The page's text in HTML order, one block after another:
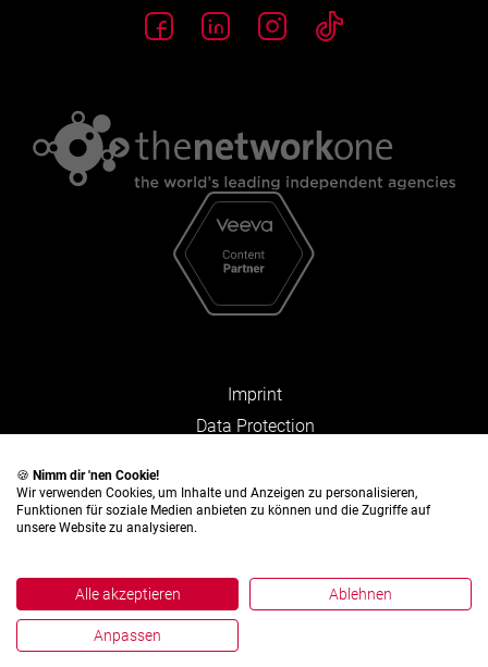
Imprint
Data Protection
🍪 Nimm dir 'nen Cookie!
Wir verwenden Cookies, um Inhalte und Anzeigen zu personalisieren,
Funktionen für soziale Medien anbieten zu können und die Zugriffe auf
unsere Website zu analysieren.
Alle akzeptieren Ablehnen
Anpassen